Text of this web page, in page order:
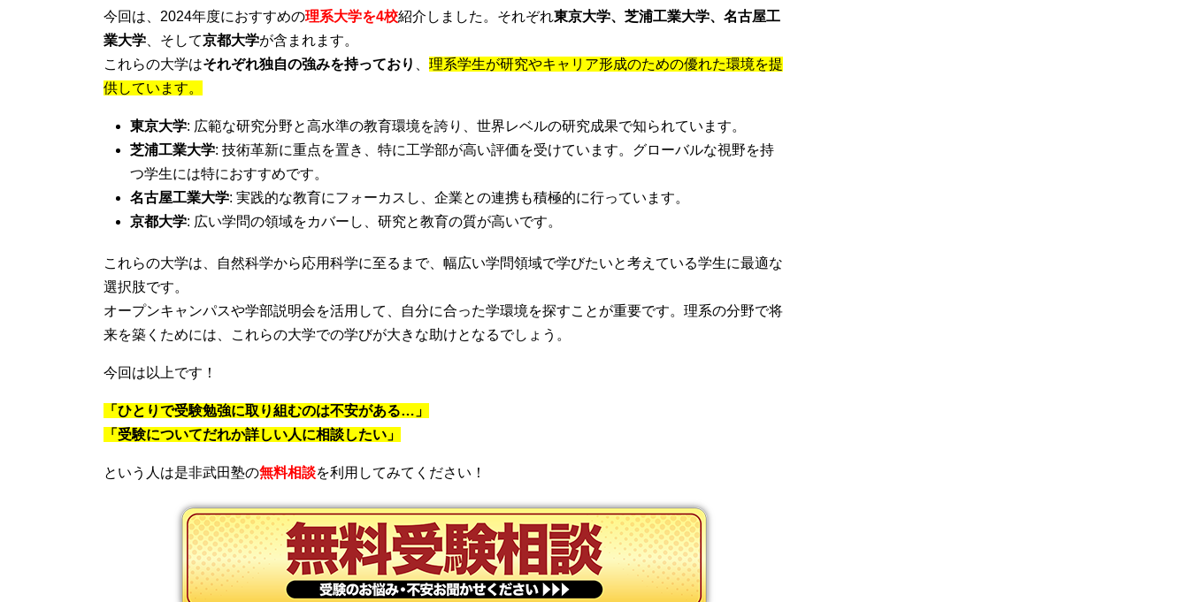
今回は、2024年度におすすめの理系大学を4校紹介しました。それぞれ東京大学、芝浦工業大学、名古屋工
業大学 、そして京都大学が含まれます。
これらの大学はそれぞれ独自の強みを持っており
理系学生が研究やキャリア形成のための優れた環境を提
供しています。
東京大学: 広範な研究分野と高水準の教育環境を誇り、世界レベルの研究成果で知られています。
芝浦工業大学: 技術革新に重点を置き、特に工学部が高い評価を受けています。グローバルな視野を持
つ学生には特におすすめです。
名古屋工業大学: 実践的な教育にフォーカスし、企業との連携も積極的に行っています。
京都大学: 広い学問の領域をカバーし、研究と教育の質が高いです。
これらの大学は、自然科学から応用科学に至るまで、幅広い学問領域で学びたいと考えている学生に最適な
選択肢です。
オープンキャンパスや学部説明会を活用して、自分に合った学環境を探すことが重要です。理系の分野で将
来を築くためには、これらの大学での学びが大きな助けとなるでしょう。
今回は以上です！
「ひとりで受験勉強に取り組むのは不安がある…」
「受験についてだれか詳しい人に相談したい」
という人は是非武田塾の無料相談を利用してみてください！